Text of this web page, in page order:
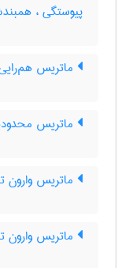
پیوستگی ،
ماتریس
ماتریس
ماتریس وارون
ماتریس وارون